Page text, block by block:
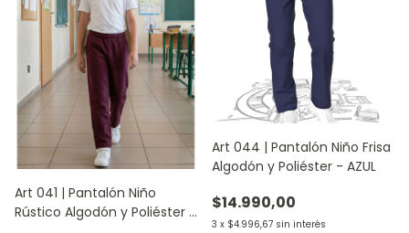
Art 041 | Pantalón Niño
Rústico Algodón y Poliéster -
Art 044 | Pantalón Niño Frisa
Algodón y Poliéster - AZUL
$14.990,00
3 x $4.996,67 sin interés